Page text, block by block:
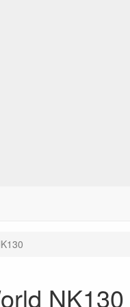
NK130